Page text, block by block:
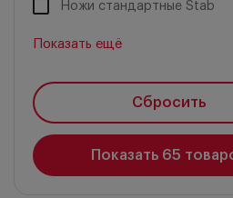
Ножи стандартные Stab
Ножи Crescent
Ножи-расширители для
Канюли для
гидроделинации
Показать ещё
Сбросить
Показать 65